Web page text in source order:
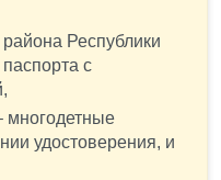
льготные
головные уборы,
полотенце,
Республики
с
многодетные
удостоверения, и